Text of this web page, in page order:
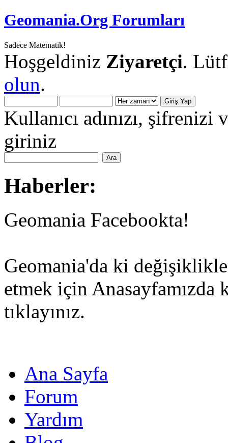
Geomania.Org Forumları
Sadece Matematik!
Hoşgeldiniz Ziyaretçi.
olun.
Kullanıcı adınızı,
giriniz
Haberler:
Geomania Facebookta!
Geomania'da ki
etmek için
tıklayınız.
Ana Sayfa
Forum
Yardım